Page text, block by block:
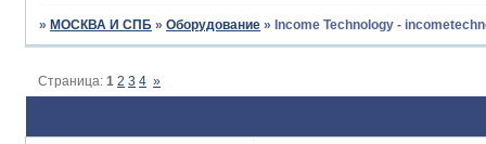
» МОСКВА И СПБ »Оборудование » Income Technology -
Страница:1 2 3 4 »